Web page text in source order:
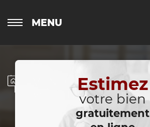
MENU
VENDRE
VOTRE BIEN IMMOBILIER
Estimez
votre bien
gratuitement